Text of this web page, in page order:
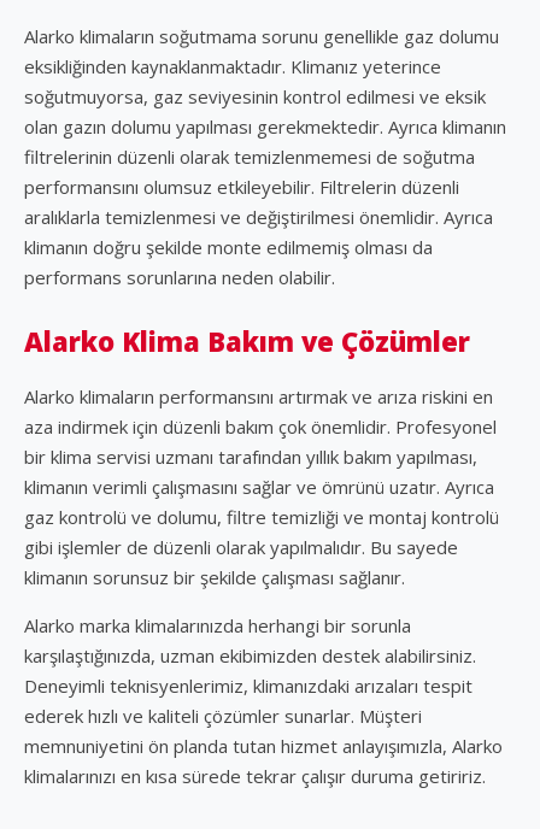
Alarko klimaların soğutmama sorunu genellikle gaz dolumu
eksikliğinden kaynaklanmaktadır. Klimanız yeterince
soğutmuyorsa, gaz seviyesinin kontrol edilmesi ve eksik
olan gazın dolumu yapılması gerekmektedir. Ayrıca klimanın
filtrelerinin düzenli olarak temizlenmemesi de soğutma
performansını olumsuz etkileyebilir. Filtrelerin düzenli
aralıklarla temizlenmesi ve değiştirilmesi önemlidir. Ayrıca
klimanın doğru şekilde monte edilmemiş olması da
performans sorunlarına neden olabilir.
Alarko Klima Bakım ve Çözümler
Alarko klimaların performansını artırmak ve arıza riskini en
aza indirmek için düzenli bakım çok önemlidir. Profesyonel
bir klima servisi uzmanı tarafından yıllık bakım yapılması,
klimanın verimli çalışmasını sağlar ve ömrünü uzatır. Ayrıca
gaz kontrolü ve dolumu, filtre temizliği ve montaj kontrolü
gibi işlemler de düzenli olarak yapılmalıdır. Bu sayede
klimanın sorunsuz bir şekilde çalışması sağlanır.
Alarko marka klimalarınızda herhangi bir sorunla
karşılaştığınızda, uzman ekibimizden destek alabilirsiniz.
Deneyimli teknisyenlerimiz, klimanızdaki arızaları tespit
ederek hızlı ve kaliteli çözümler sunarlar. Müşteri
memnuniyetini ön planda tutan hizmet anlayışımızla, Alarko
klimalarınızı en kısa sürede tekrar çalışır duruma getiririz.